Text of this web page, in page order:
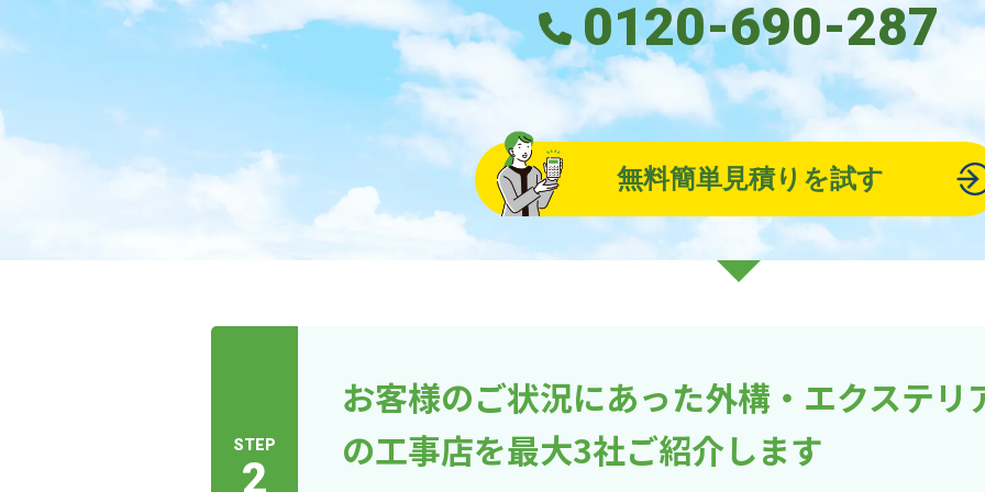
0120-690-287
無料簡単見積りを試す
STEP
2
お客様のご状況にあった外構・エクステリ
の工事店を最大3社ご紹介します